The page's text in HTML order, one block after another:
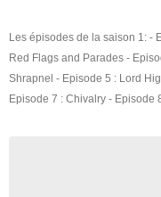
Les épisodes de la saison 1: -
Red Flags and Parades -
Shrapnel - Episode 5 : Lord
Episode 7 : Chivalry - Episode